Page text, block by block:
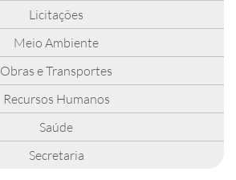
Licitações
Meio Ambiente
Obras e Transportes
Recursos Humanos
Saúde
Secretaria